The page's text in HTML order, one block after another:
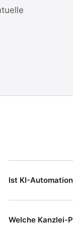
Ist KI-
Welche Kanzlei-